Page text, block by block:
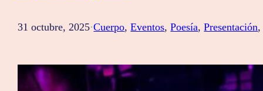
31 octubre, 2025·Cuerpo, Eventos, Poesía, Presentación